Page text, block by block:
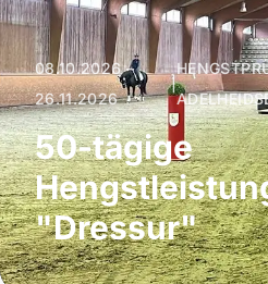
08.10.2026 –
26.11.2026
|
50-tägige
"Dressur"